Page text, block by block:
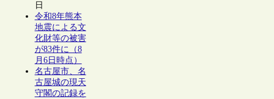
日
令和8年熊本
地震による文
化財等の被害
が83件に（8
月6日時点）
名古屋市、名
古屋城の現天
守閣の記録を